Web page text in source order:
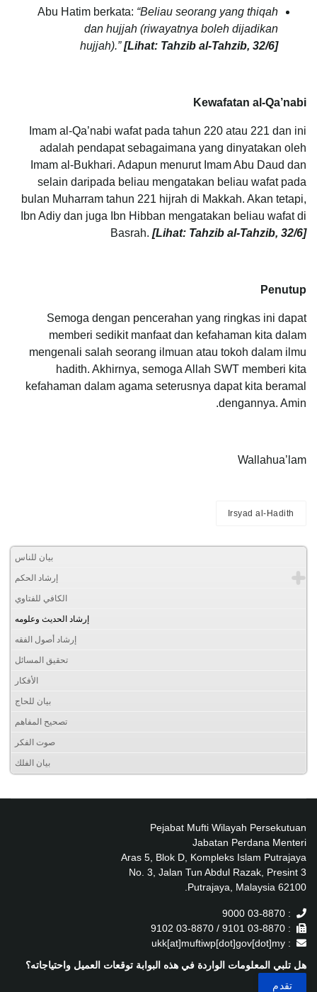
Abu Hatim berkata: “Beliau seorang yang thiqah
dan hujjah (riwayatnya boleh dijadikan
hujjah).”[Lihat: Tahzib al-Tahzib, 32/6]
Kewafatan al-Qa’nabi
Imam al-Qa’nabi wafat pada tahun 220 atau 221 dan ini
adalah pendapat sebagaimana yang dinyatakan oleh
Imam al-Bukhari. Adapun menurut Imam Abu Daud dan
selain daripada beliau mengatakan beliau wafat pada
bulan Muharram tahun 221 hijrah di Makkah. Akan tetapi,
Ibn Adiy dan juga Ibn Hibban mengatakan beliau wafat di
Basrah. [Lihat: Tahzib al-Tahzib, 32/6]
Penutup
Semoga dengan pencerahan yang ringkas ini dapat
memberi sedikit manfaat dan kefahaman kita dalam
mengenali salah seorang ilmuan atau tokoh dalam ilmu
hadith. Akhirnya, semoga Allah SWT memberi kita
kefahaman dalam agama seterusnya dapat kita beramal
dengannya. Amin.
Wallahua’lam
Irsyad al-Hadith
بيان للناس
إرشاد الحكم
الكافي للفتاوي
إرشاد الحديث وعلومه
إرشاد أصول الفقه
تحقيق المسائل
الأفكار
بيان للحاج
تصحيح المفاهم
صوت الفكر
بيان الفلك
Pejabat Mufti Wilayah Persekutuan
Jabatan Perdana Menteri
Aras 5, Blok D, Kompleks Islam Putrajaya
No. 3, Jalan Tun Abdul Razak, Presint 3
62100 Putrajaya, Malaysia.
: 03-8870 9000
: 03-8870 9101 / 03-8870 9102
: ukk[at]muftiwp[dot]gov[dot]my
هل تلبي المعلومات الواردة في هذه البوابة توقعات العميل واحتياجاته؟